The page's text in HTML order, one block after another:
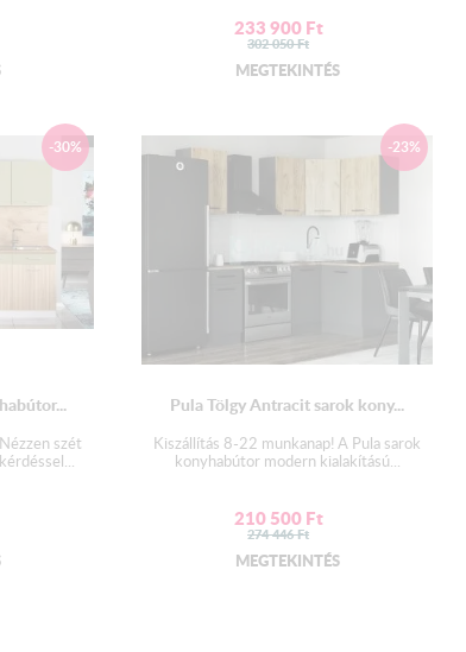
233 900Ft
302 050Ft
MEGTEKINTÉS
-30%
szét
-23%
Pula Tölgy Antracit sarok kony...
Kiszállítás 8-22 munkanap! A Pula sarok
konyhabútor modern kialakítású...
210 500Ft
274 446Ft
MEGTEKINTÉS